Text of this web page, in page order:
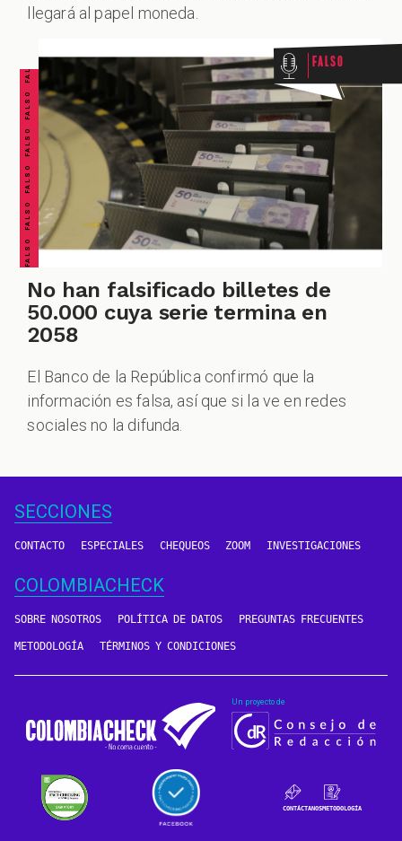
llegará al papel moneda.
FALSO FALSO FALSO FALSO FALSO FALSO FALSO Falso
No han falsificado billetes de
50.000 cuya serie termina en
2058
El Banco de la República confirmó que la
información es falsa, así que si la ve en redes
sociales no la difunda.
SECCIONES
CONTACTO ESPECIALES CHEQUEOS ZOOM INVESTIGACIONES
COLOMBIACHECK
SOBRE NOSOTROS POLÍTICA DE DATOS PREGUNTAS FRECUENTES
METODOLOGÍA TÉRMINOS Y CONDICIONES
Un proyecto de
CONTÁCTANOSMETODOLOGÍA